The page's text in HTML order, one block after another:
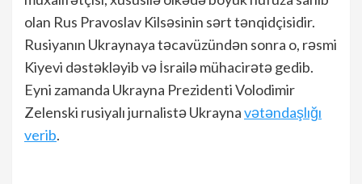
olan Rus Pravoslav Kilsəsinin sərt tənqidçisidir.
Rusiyanın Ukraynaya təcavüzündən sonra o, rəsmi
Kiyevi dəstəkləyib və İsrailə mühacirətə gedib.
Eyni zamanda Ukrayna Prezidenti Volodimir
Zelenski rusiyalı jurnalistə Ukraynavətəndaşlığı
verib.